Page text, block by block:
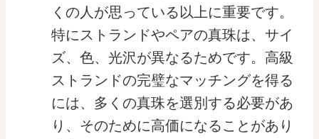
くの人が思っている以上に重要です。
特にストランドやペアの真珠は、サイ
ズ、色、光沢が異なるためです。高級
ストランドの完璧なマッチングを得る
には、多くの真珠を選別する必要があ
り、そのために高価になることがあり